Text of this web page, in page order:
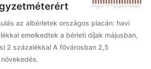
az albérletek országos piacán: havi
emelkedtek a bérleti díjak májusban,
2 százalékkal A fővárosban 2,5